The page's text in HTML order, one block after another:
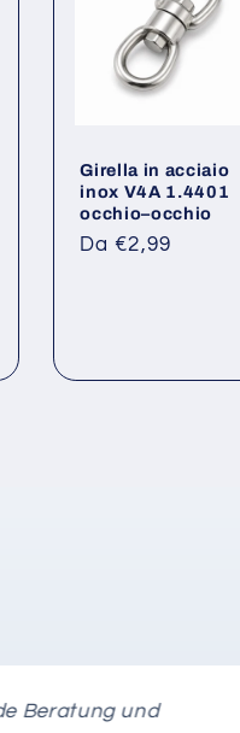
Girella in acciaio
inox V4A 1.4401
occhio–occhio
Prezzo
Da €2,99
und